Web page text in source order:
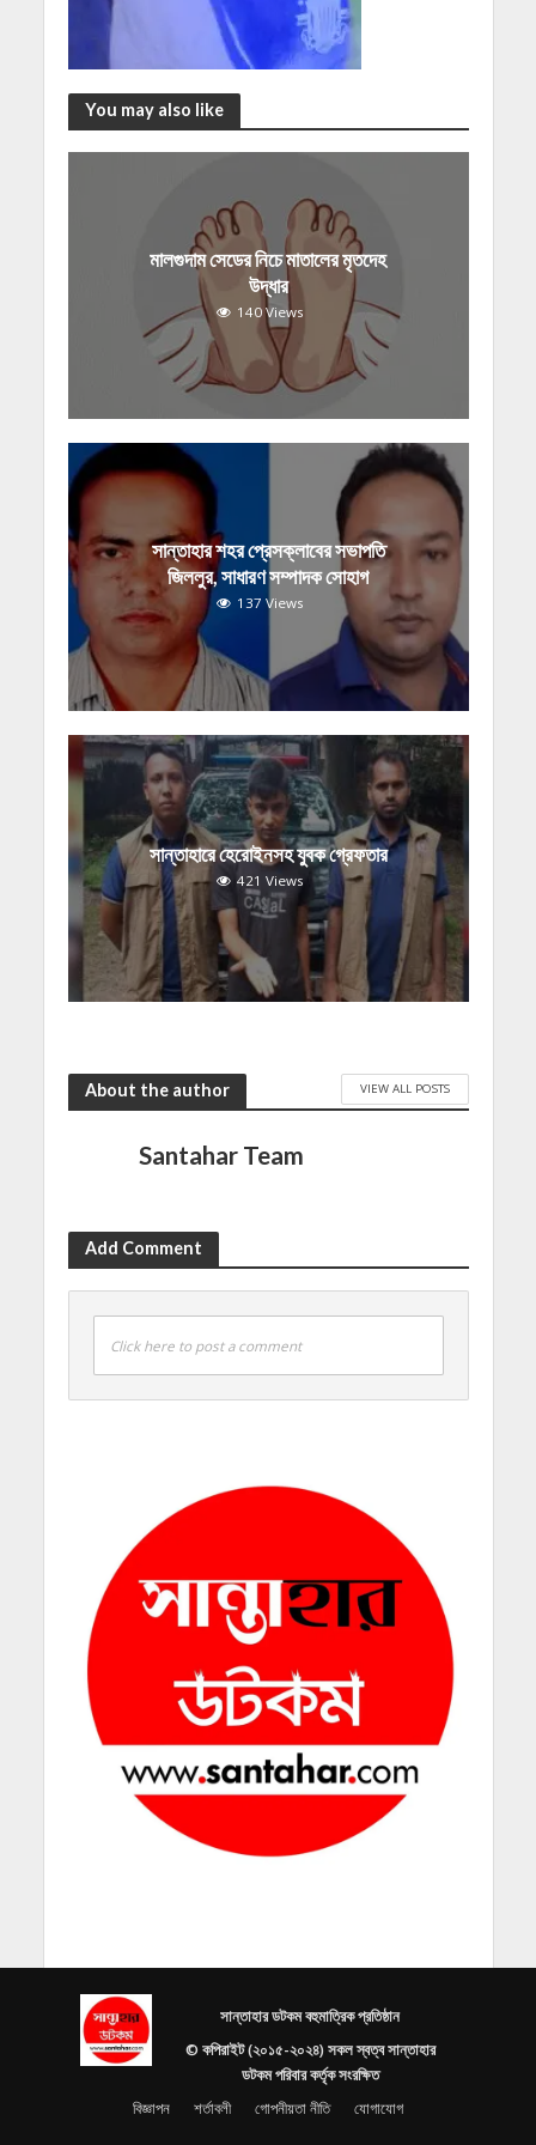
You may also like
মালগুদাম সেডের নিচে মাতালের মৃতদেহ
উদ্ধার
140 Views
সান্তাহার শহর প্রেসক্লাবের সভাপতি
জিললুর, সাধারণ সম্পাদক সোহাগ
137 Views
সান্তাহারে হেরোইনসহ যুবক গ্রেফতার
421 Views
About the author VIEW ALL POSTS
Santahar Team
Add Comment
Click here to post a comment
সান্তাহার ডটকম বহুমাত্রিক প্রতিষ্ঠান
© কপিরাইট (২০১৫-২০২৪) সকল স্বত্ব সান্তাহার
ডটকম পরিবার কর্তৃক সংরক্ষিত
বিজ্ঞাপন
শর্তাবলী গোপনীয়তা নীতি যোগাযোগ